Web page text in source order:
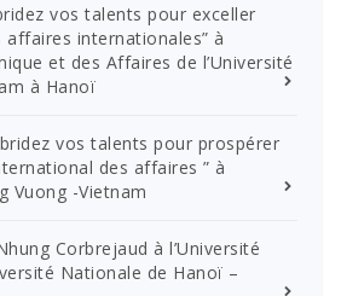
vos talents pour exceller
affaires internationales” à
et des Affaires de l’Université
à Hanoï
vos talents pour prospérer
des affaires ” à
Vuong -Vietnam
Corbrejaud à l’Université
Nationale de Hanoï –